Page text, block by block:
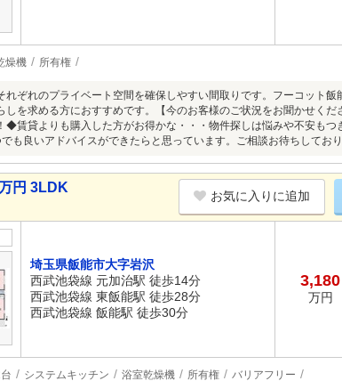
燥機 所有権
れぞれのプライベート空間を確保しやすい間取りです。フーコット
しを求める方におすすめです。【今のお客様のご状況をお聞かせく
◆賃貸よりも購入した方がお得かな・・・物件探しは悩みや不安も
も良いアドバイスができたらと思っています。ご相談お待ちして
円 3LDK
お気に入りに追加
埼玉県飯能市大字岩沢
西武池袋線 元加治駅 徒歩14分
西武池袋線 東飯能駅 徒歩28分
西武池袋線 飯能駅 徒歩30分
3,180
万円
システムキッチン 浴室乾燥機 所有権 バリアフリー